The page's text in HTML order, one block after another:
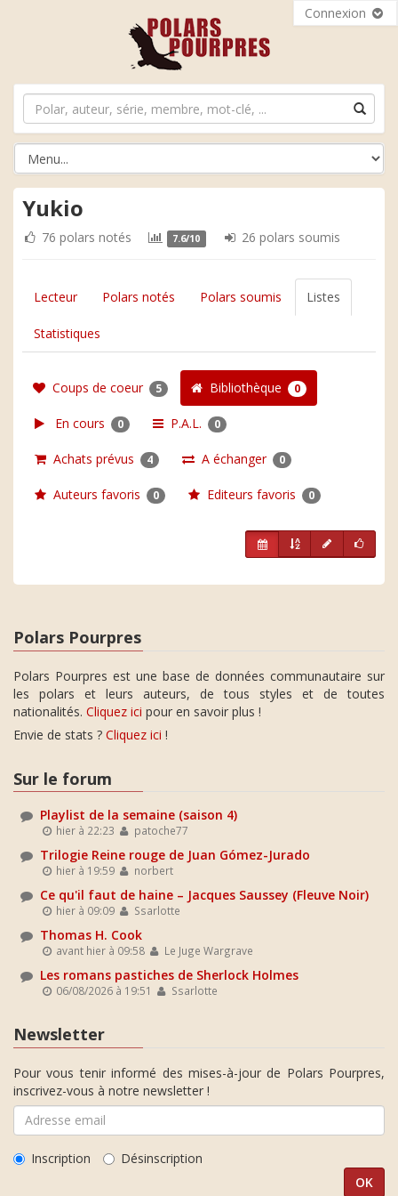
Connexion
Yukio
76 polars notés 7.6/10 26 polars soumis
Lecteur Polars notés Polars soumis Listes
Statistiques
Coups de coeur 5 Bibliothèque 0
En cours 0 P.A.L. 0
Achats prévus 4 A échanger 0
Auteurs favoris 0 Editeurs favoris 0
Polars Pourpres
Polars Pourpres est une base de données communautaire sur
les polars et leurs auteurs, de tous styles et de toutes
nationalités. Cliquez ici pour en savoir plus !
Envie de stats ? Cliquez ici !
Sur le forum
Playlist de la semaine (saison 4)
hier à 22:23 patoche77
Trilogie Reine rouge de Juan Gómez-Jurado
hier à 19:59 norbert
Ce qu'il faut de haine – Jacques Saussey (Fleuve Noir)
hier à 09:09 Ssarlotte
Thomas H. Cook
avant hier à 09:58 Le Juge Wargrave
Les romans pastiches de Sherlock Holmes
06/08/2026 à 19:51 Ssarlotte
Newsletter
Pour vous tenir informé des mises-à-jour de Polars Pourpres,
inscrivez-vous à notre newsletter !
Inscription Désinscription